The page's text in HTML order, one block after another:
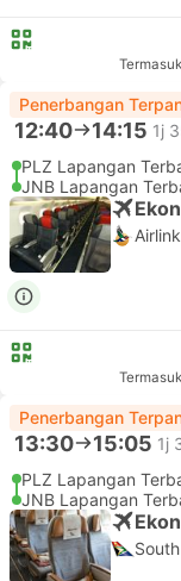
Penerbangan
12:40 14:15 1j
PLZ Lapangan
JNB Lapangan
Airlink
Penerbangan
13:30 15:05 1j
PLZ Lapangan
JNB Lapangan